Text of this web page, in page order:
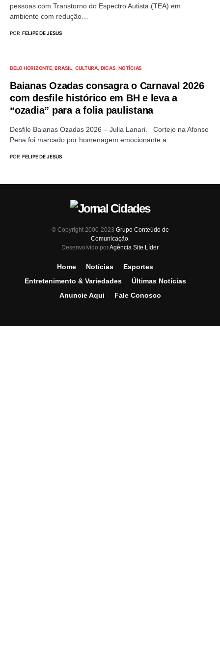
pessoas com Transtorno do Espectro Autista (TEA) em
ambiente com redução…
POR FELIPE DE JESUS
BELO HORIZONTE BRASIL CULTURA DICAS NOTÍCIAS
Baianas Ozadas consagra o Carnaval 2026
com desfile histórico em BH e leva a
“ozadia” para a folia paulistana
Desfile Baianas Ozadas 2026 – Julia Lanari. Cortejo na Afonso
Pena foi marcado por homenagem emocionante a…
POR FELIPE DE JESUS
© Copyright 2000-2023 Grupo Conteúdo de
Comunicação.
Desenvolvido porAgência Site Líder
Home Notícias
Esportes
Entretenimento & Variedades
Últimas Notícias
Anuncie Aqui
Fale Conosco